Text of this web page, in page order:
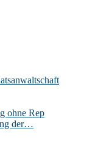
ohne Rep
der…